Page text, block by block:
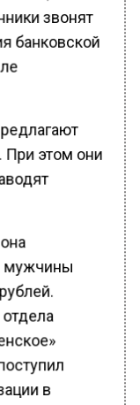
звонят
банковской
При этом они
мужчины
в